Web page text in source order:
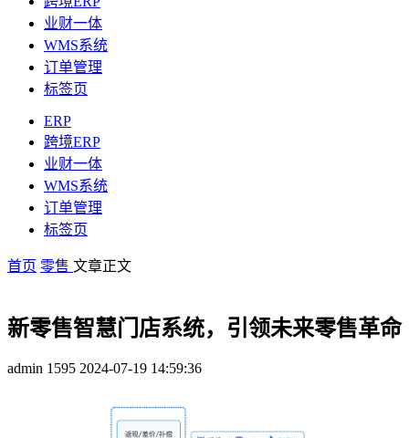
业财一体
WMS系统
订单管理
标签页
ERP
跨境ERP
业财一体
WMS系统
订单管理
标签页
首页 零售 文章正文
新零售智慧门店系统，引领未来零售革命
admin 1595 2024-07-19 14:59:36